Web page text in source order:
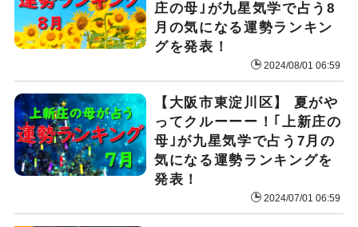
庄の母｣が九星気学で占う8
月の気になる運勢ランキン
グを発表！
2024/08/01 06:59
【大阪市東淀川区】 夏がや
ってクルーーー！｢上新庄の
母｣が九星気学で占う7月の
気になる運勢ランキングを
発表！
2024/07/01 06:59